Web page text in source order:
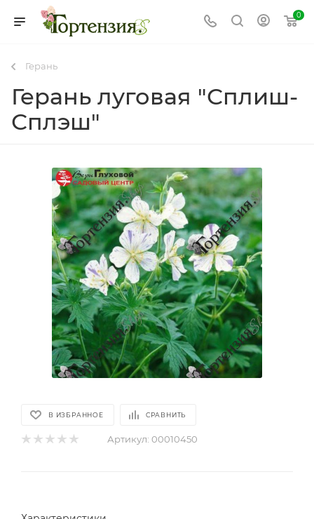
0
Герань
Герань луговая "Сплиш-
Сплэш"
В ИЗБРАННОЕ СРАВНИТЬ
Артикул: 00010450